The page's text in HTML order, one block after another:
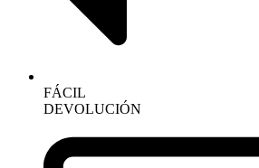
FÁCIL
DEVOLUCIÓN